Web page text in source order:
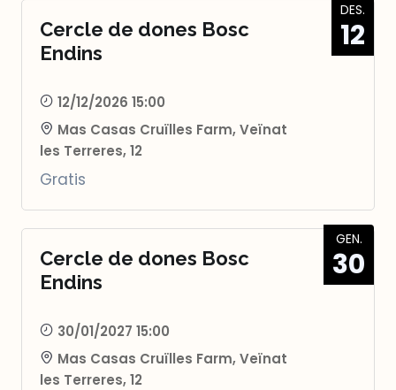
DES.
12
Cercle de dones Bosc
Endins
12/12/2026 15:00
Mas Casas Cruïlles Farm, Veïnat
les Terreres, 12
Gratis
GEN.
30
Cercle de dones Bosc
Endins
30/01/2027 15:00
Mas Casas Cruïlles Farm, Veïnat
les Terreres, 12